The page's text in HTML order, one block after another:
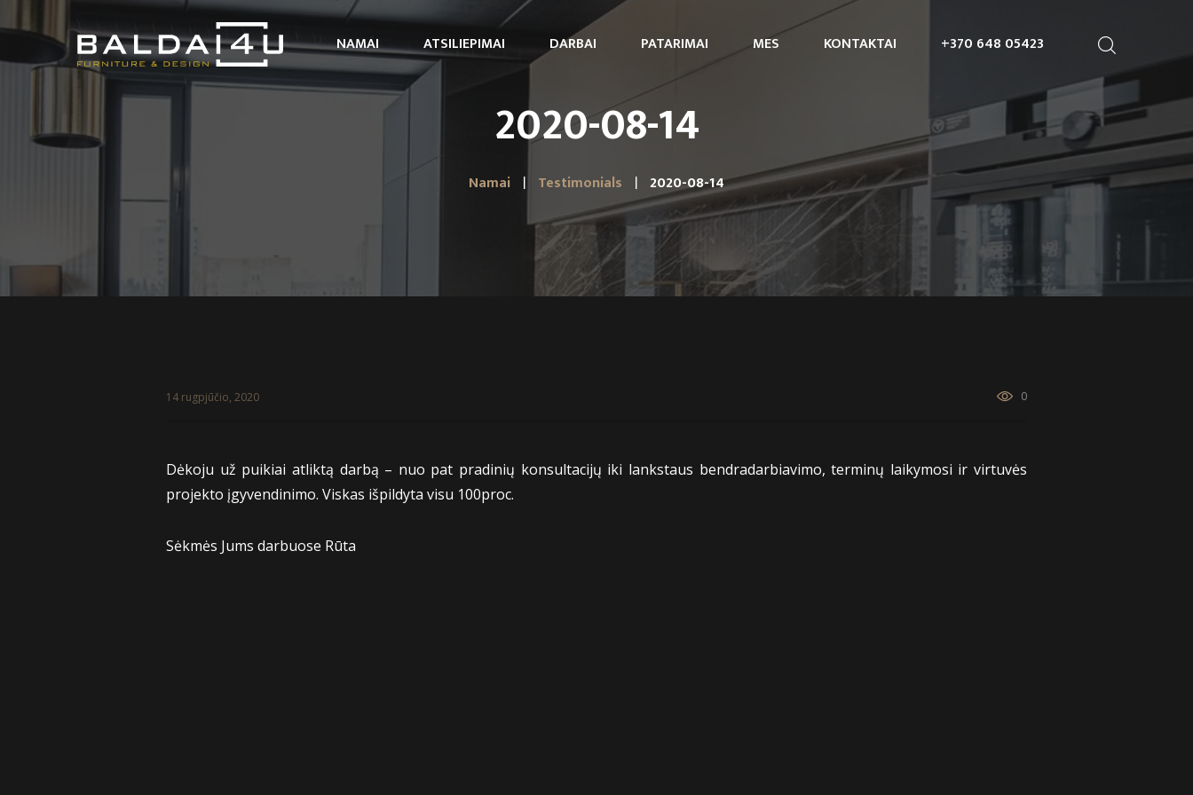
NAMAI ATSILIEPIMAI DARBAI PATARIMAI MES KONTAKTAI +370 648 05423
2020-08-14
Namai Testimonials 2020-08-14
14 rugpjūčio, 2020 0
Dėkoju už puikiai atliktą darbą – nuo pat pradinių konsultacijų iki lankstaus bendradarbiavimo, terminų laikymosi ir virtuvės
projekto įgyvendinimo. Viskas išpildyta visu 100proc.
Sėkmės Jums darbuose Rūta